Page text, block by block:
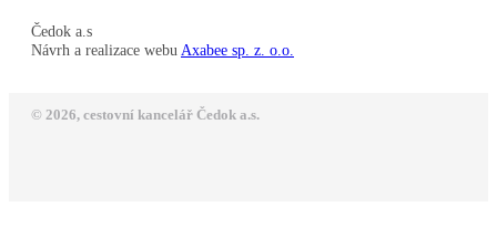
Čedok a.s
Návrh a realizace webu Axabee sp. z. o.o.
© 2026, cestovní kancelář Čedok a.s.